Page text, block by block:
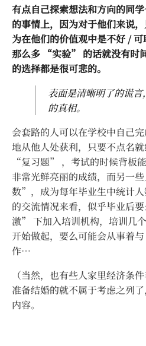
有点自己探索想法和方向的同
的事情上，因为对于他们来说
为在他们的价值观中是不好 /
那么多 “实验” 的话就没有时
的选择都是很可悲的。
表面是清晰明了的谎
的真相。
会套路的人可以在学校中自己
地从他人处获利，只要不点名
“复习题” ，考试的时候背板
非常光鲜亮丽的成绩，而另一
数”，成为每年毕业生中统计
的交流情况来看，似乎毕业后
激” 下加入培训机构，培训几
开始做起，要么可能会从事着
作…
（当然，也有些人家里经济条
准备结婚的就不属于考虑之列
内容。